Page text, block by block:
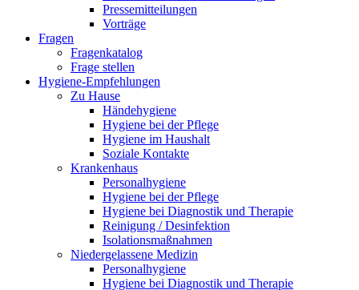
Pressemitteilungen
Vorträge
Fragen
Fragenkatalog
Frage stellen
Hygiene-Empfehlungen
Zu Hause
Händehygiene
Hygiene bei der Pflege
Hygiene im Haushalt
Soziale Kontakte
Krankenhaus
Personalhygiene
Hygiene bei der Pflege
Hygiene bei Diagnostik und Therapie
Reinigung / Desinfektion
Isolationsmaßnahmen
Niedergelassene Medizin
Personalhygiene
Hygiene bei Diagnostik und Therapie